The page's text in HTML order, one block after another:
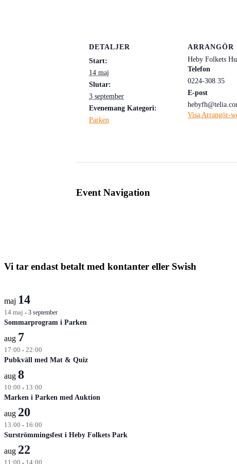
DETALJER
Start:
14 maj
Slutar:
3 september
Evenemang Kategori:
Parken
ARRANGÖR
Heby Folkets
Telefon
0224-308 35
E-post
Visa Arrangör-
Event Navigation
Vi tar endast betalt med kontanter eller Swish
maj 14
14 maj - 3 september
Sommarprogram i Parken
aug 7
17:00 - 22:00
Pubkväll med Mat & Quiz
aug 8
10:00 - 13:00
Marken i Parken med Auktion
aug 20
13:00 - 16:00
Surströmmingsfest i Heby Folkets Park
aug 22